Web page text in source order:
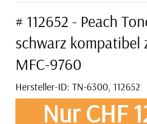
# 112652 - Peach
schwarz kompatibel
MFC-9760
Hersteller-ID: TN-6300, 112652
Nur CHF